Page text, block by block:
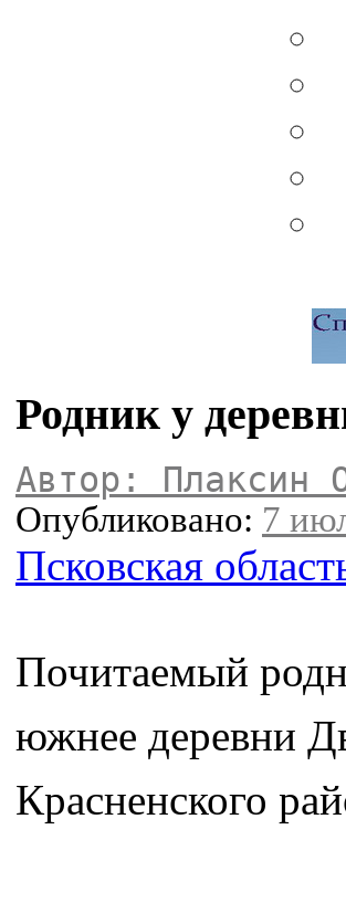
Родник у
Автор: Плаксин
Опубликовано: 7
Псковская
Почитаемый
южнее деревни
Красненского